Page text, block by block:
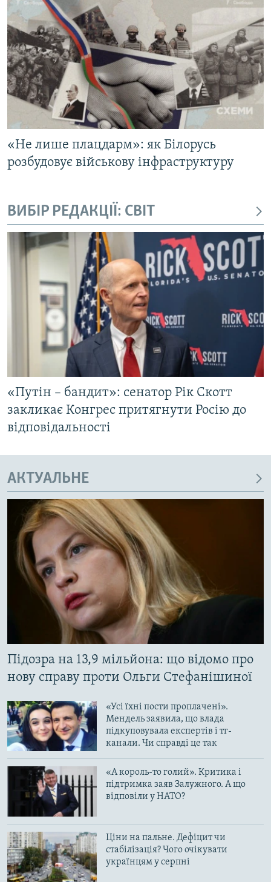
«Не лише плацдарм»: як Білорусь
розбудовує військову інфраструктуру
ВИБІР РЕДАКЦІЇ: СВІТ
«Путін – бандит»: сенатор Рік Скотт
закликає Конгрес притягнути Росію до
відповідальності
АКТУАЛЬНЕ
Підозра на 13,9 мільйона: що відомо про
нову справу проти Ольги Стефанішиної
«Усі їхні пости проплачені».
Мендель заявила, що влада
підкуповувала експертів і тг-
канали. Чи справді це так
«А король-то голий». Критика і
підтримка заяв Залужного. А що
відповіли у НАТО?
Ціни на пальне. Дефіцит чи
стабілізація? Чого очікувати
українцям у серпні